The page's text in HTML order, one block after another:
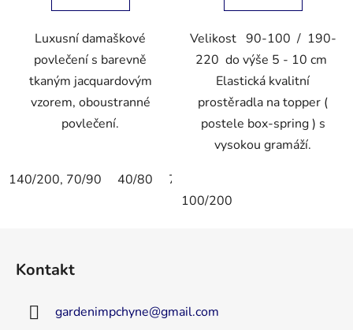
Luxusní damaškové
povlečení s barevně
tkaným jacquardovým
vzorem, oboustranné
povlečení.
140/200, 70/90 40/80 70/90
Velikost 90-100 / 190-
220 do výše 5 - 10 cm
Elastická kvalitní
prostěradla na topper (
postele box-spring ) s
vysokou gramáží.
100/200
Kontakt
gardenimpchyne@gmail.com